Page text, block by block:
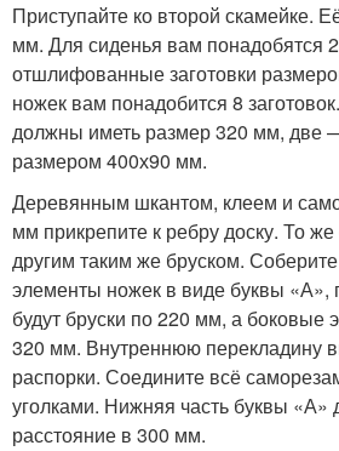
Приступайте ко второй скамейке.
мм. Для сиденья вам понадобятся
отшлифованные заготовки
ножек вам понадобится 8
должны иметь размер 320 мм, две
размером 400х90 мм.
Деревянным шкантом, клеем и
мм прикрепите к ребру доску. То
другим таким же бруском.
элементы ножек в виде буквы «А»,
будут бруски по 220 мм, а
320 мм. Внутреннюю перекладину
распорки. Соедините всё
уголками. Нижняя часть буквы «А»
расстояние в 300 мм.